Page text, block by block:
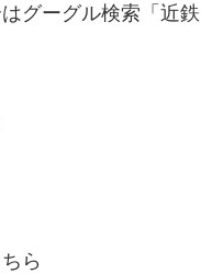
グーグル検索「近鉄
ら